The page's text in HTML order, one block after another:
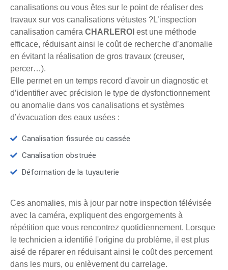
canalisations ou vous êtes sur le point de réaliser des
travaux sur vos canalisations vétustes ?L’inspection
canalisation caméra CHARLEROI est une méthode
efficace, réduisant ainsi le coût de recherche d’anomalie
en évitant la réalisation de gros travaux (creuser,
percer…).
Elle permet en un temps record d'avoir un diagnostic et
d’identifier avec précision le type de dysfonctionnement
ou anomalie dans vos canalisations et systèmes
d’évacuation des eaux usées :
Canalisation fissurée ou cassée
Canalisation obstruée
Déformation de la tuyauterie
Ces anomalies, mis à jour par notre inspection télévisée
avec la caméra, expliquent des engorgements à
répétition que vous rencontrez quotidiennement. Lorsque
le technicien a identifié l'origine du problème, il est plus
aisé de réparer en réduisant ainsi le coût des percement
dans les murs, ou enlèvement du carrelage.